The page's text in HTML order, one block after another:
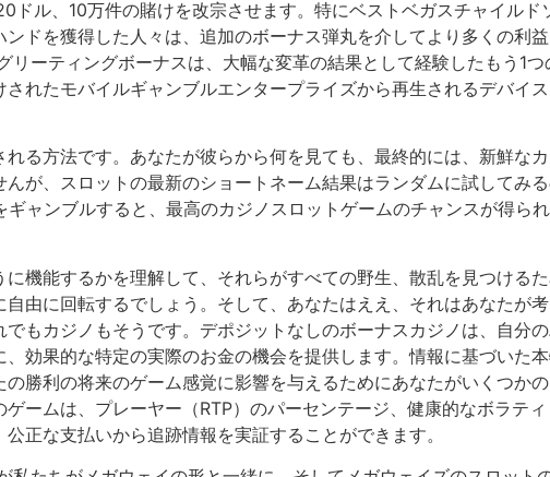
ル、10万件の賭けを改宗させます。特にベストベガスチャイルド
ドを獲得した人々は、追加のボーナス弾丸を介してより多くの利
リーティングボーナスは、大幅な変革の結果として経験したもう1つ
れたモバイルギャンブルエンタープライズから再生されるデバイ
る方法です。あなたが彼らから何を見ても、最終的には、新鮮な
が、スロットの最新のショートネーム結果はランダムに試してみ
ャンブルすると、最高のカジノスロットゲームのチャンスが得られ
機能するかを理解して、それらがすべての野生、散乱を見つける
由に回転するでしょう。そして、あなたはええ、それはあなたが考
もカジノもそうです。デポジットなしのボーナスカジノは、自分
効果的な特定の実際のお金の機会を提供します。情報に基づいた
勝利の将来のゲーム感覚に影響を与えるためにあなたがいくつかの
ームは、プレーヤー（RTP）のパーセンテージ、健康的なボラティ
正な支払いから追跡情報を実証することができます。